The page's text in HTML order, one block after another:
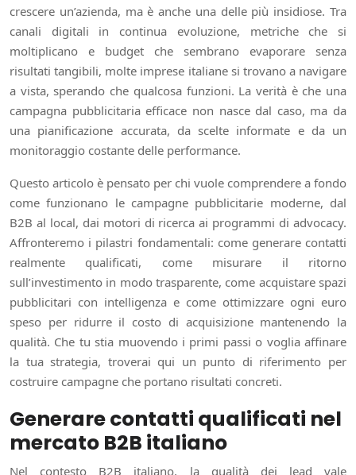
crescere un’azienda, ma è anche una delle più insidiose. Tra
canali digitali in continua evoluzione, metriche che si
moltiplicano e budget che sembrano evaporare senza
risultati tangibili, molte imprese italiane si trovano a navigare
a vista, sperando che qualcosa funzioni. La verità è che una
campagna pubblicitaria efficace non nasce dal caso, ma da
una pianificazione accurata, da scelte informate e da un
monitoraggio costante delle performance.
Questo articolo è pensato per chi vuole comprendere a fondo
come funzionano le campagne pubblicitarie moderne, dal
B2B al local, dai motori di ricerca ai programmi di advocacy.
Affronteremo i pilastri fondamentali: come generare contatti
realmente qualificati, come misurare il ritorno
sull’investimento in modo trasparente, come acquistare spazi
pubblicitari con intelligenza e come ottimizzare ogni euro
speso per ridurre il costo di acquisizione mantenendo la
qualità. Che tu stia muovendo i primi passi o voglia affinare
la tua strategia, troverai qui un punto di riferimento per
costruire campagne che portano risultati concreti.
Generare contatti qualificati nel
mercato B2B italiano
Nel contesto B2B italiano, la qualità dei lead vale